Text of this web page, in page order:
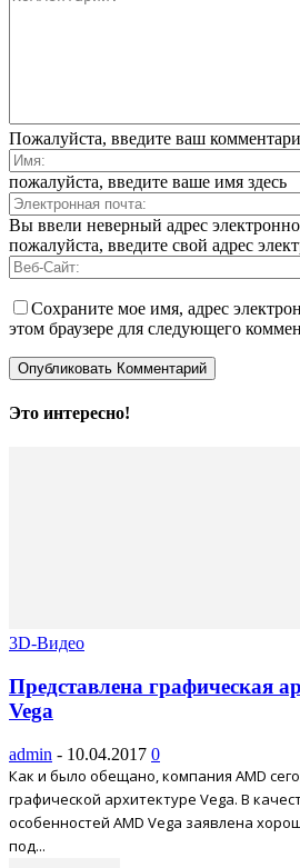
Пожалуйста, введите ваш
пожалуйста, введите ваше имя здесь
Вы ввели неверный адрес
пожалуйста, введите свой адрес
Сохраните мое имя, адрес
этом браузере для следующего
Это интересно!
3D-Видео
Представлена графическая
Vega
admin - 10.04.2017 0
Как и было обещано, компания AMD
графической архитектуре Vega. В
особенностей AMD Vega заявлена
под...